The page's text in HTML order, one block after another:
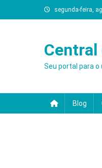
to
segunda-feira,
Central
Seu portal para
Blog